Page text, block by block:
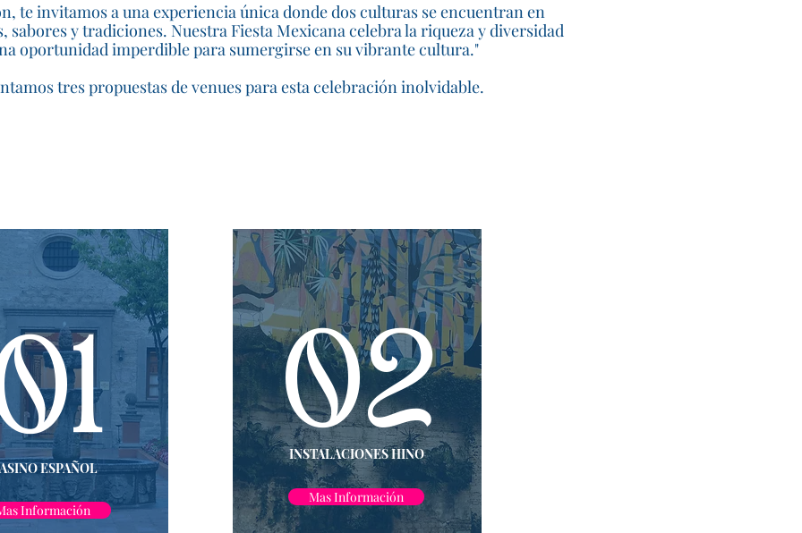
te invitamos a una experiencia única donde dos culturas se encuentran en
sabores y tradiciones. Nuestra Fiesta Mexicana celebra la riqueza y diversidad
oportunidad imperdible para sumergirse en su vibrante cultura."
tres propuestas de venues para esta celebración inolvidable.
ESPAÑOL
Información
02
INSTALACIONES HINO
Mas Información